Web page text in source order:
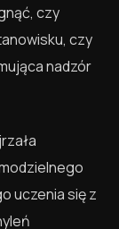
czy
czy
nadzór
uczenia się z